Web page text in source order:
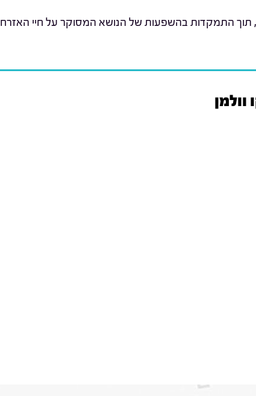
תוך התמקדות בהשפעות של הנושא המסוקר על חיי האזרח
וולמן